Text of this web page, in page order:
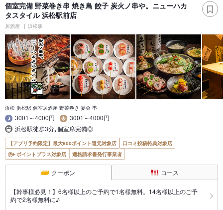
個室完備 野菜巻き串 焼き鳥 餃子 炭火ノ串や。ニューハカ
タスタイル 浜松駅前店
居酒屋 浜松駅
浜松 浜松駅 個室居酒屋 野菜巻き 宴会 串
3001～4000円
3001～4000円
浜松駅徒歩3分｡個室席完備◎
【アプリ予約限定】最大800ポイント還元対象店
口コミ投稿特典対象店
ポイントプラス対象店
適格請求書発行事業者
クーポン コース
【幹事様必見！】6名様以上のご予約で1名様無料。14名様以上のご予
約で2名様無料に♪